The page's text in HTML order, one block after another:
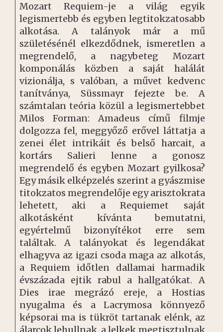
Mozart Requiem-je a világ egyik
legismertebb és egyben legtitokzatosabb
alkotása. A talányok már a mű
születésénél elkezdődnek, ismeretlen a
megrendelő, a nagybeteg Mozart
komponálás közben a saját halálát
vizionálja, s valóban, a művet kedvenc
tanítványa, Süssmayr fejezte be. A
számtalan teória közül a legismertebbet
Milos Forman: Amadeus című filmje
dolgozza fel, meggyőző erővel láttatja a
zenei élet intrikáit és belső harcait, a
kortárs Salieri lenne a gonosz
megrendelő és egyben Mozart gyilkosa?
Egy másik elképzelés szerint a gyászmise
titokzatos megrendelője egy arisztokrata
lehetett, aki a Requiemet saját
alkotásként kívánta bemutatni,
egyértelmű bizonyítékot erre sem
találtak. A talányokat és legendákat
elhagyva az igazi csoda maga az alkotás,
a Requiem időtlen dallamai harmadik
évszázada ejtik rabul a hallgatókat. A
Dies irae megrázó ereje, a Hostias
nyugalma és a Lacrymosa könnyező
képsorai ma is tükröt tartanak elénk, az